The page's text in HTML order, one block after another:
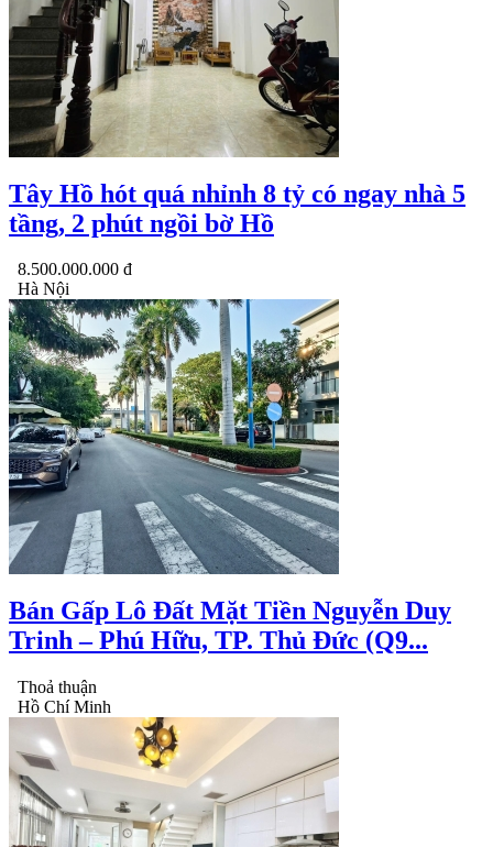
Tây Hồ hót quá nhỉnh 8 tỷ có ngay nhà 5
tầng, 2 phút ngồi bờ Hồ
8.500.000.000 đ
Hà Nội
Bán Gấp Lô Đất Mặt Tiền Nguyễn Duy
Trinh – Phú Hữu, TP. Thủ Đức (Q9...
Thoả thuận
Hồ Chí Minh